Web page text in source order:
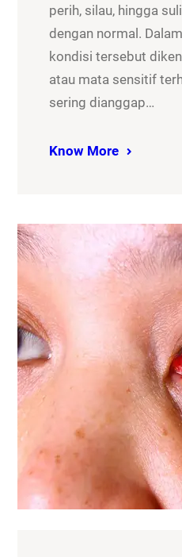
perih, silau, hingga
dengan normal.
kondisi tersebut
atau mata sensitif
sering dianggap…
Know More